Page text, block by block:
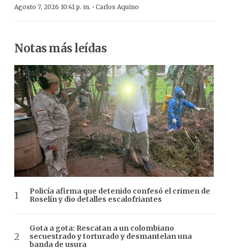
Agosto 7, 2026 10:41 p. m. · Carlos Aquino
Notas más leídas
Policía afirma que detenido confesó el crimen de
Roselín y dio detalles escalofriantes
Gota a gota: Rescatan a un colombiano
secuestrado y torturado y desmantelan una
banda de usura